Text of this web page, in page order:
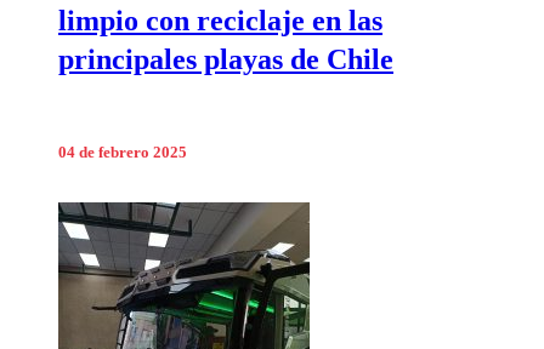
limpio con reciclaje en las
principales playas de Chile
04 de febrero 2025